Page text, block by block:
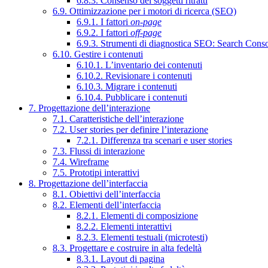
6.9. Ottimizzazione per i motori di ricerca (SEO)
6.9.1. I fattori on-page
6.9.2. I fattori off-page
6.9.3. Strumenti di diagnostica SEO: Search
6.10. Gestire i contenuti
6.10.1. L’inventario dei contenuti
6.10.2. Revisionare i contenuti
6.10.3. Migrare i contenuti
6.10.4. Pubblicare i contenuti
7. Progettazione dell’interazione
7.1. Caratteristiche dell’interazione
7.2. User stories per definire l’interazione
7.2.1. Differenza tra scenari e user stories
7.3. Flussi di interazione
7.4. Wireframe
7.5. Prototipi interattivi
8. Progettazione dell’interfaccia
8.1. Obiettivi dell’interfaccia
8.2. Elementi dell’interfaccia
8.2.1. Elementi di composizione
8.2.2. Elementi interattivi
8.2.3. Elementi testuali (microtesti)
8.3. Progettare e costruire in alta fedeltà
8.3.1. Layout di pagina